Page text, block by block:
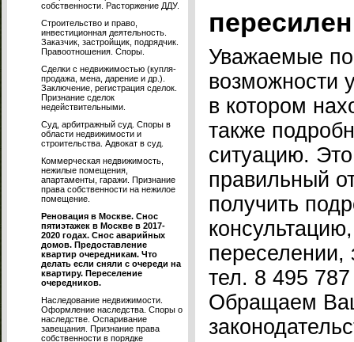
собственности. Расторжение ДДУ.
Строительство и право,
инвестиционная деятельность.
Заказчик, застройщик, подрядчик.
Правоотношения. Споры.
Сделки с недвижимостью (купля-
продажа, мена, дарение и др.).
Заключение, регистрация сделок.
Признание сделок
недействительными.
Суд, арбитражный суд. Споры в
области недвижимости и
строительства. Адвокат в суд.
Коммерческая недвижимость,
нежилые помещения,
апартаменты, гаражи. Признание
права собственности на нежилое
помещение.
Реновация в Москве. Снос
пятиэтажек в Москве в 2017-
2020 годах. Снос аварийных
домов. Предоставление
квартир очередникам. Что
делать если сняли с очереди на
квартиру. Переселение
очередников.
Наследование недвижимости.
Оформление наследства. Споры о
наследстве. Оспаривание
завещания. Признание права
собственности в порядке
Уважаемые
возможности
в котором
также
ситуацию.
правильный
получить
переселении,
тел. 8 495
Обращаем